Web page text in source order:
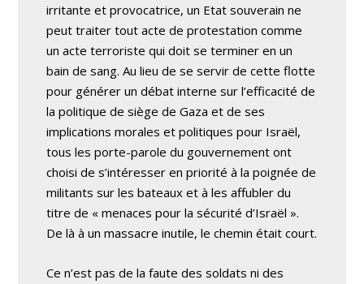
irritante et provocatrice, un Etat souverain ne
peut traiter tout acte de protestation comme
un acte terroriste qui doit se terminer en un
bain de sang. Au lieu de se servir de cette flotte
pour générer un débat interne sur l’efficacité de
la politique de siège de Gaza et de ses
implications morales et politiques pour Israël,
tous les porte-parole du gouvernement ont
choisi de s’intéresser en priorité à la poignée de
militants sur les bateaux et à les affubler du
titre de « menaces pour la sécurité d’Israël ».
De là à un massacre inutile, le chemin était court.
Ce n’est pas de la faute des soldats ni des